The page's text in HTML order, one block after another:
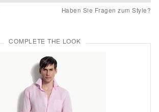
Haben Sie Fragen zum Style?
COMPLETE THE LOOK